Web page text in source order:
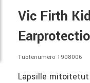
Vic Firth
Tuotenumero 1908006
Lapsille